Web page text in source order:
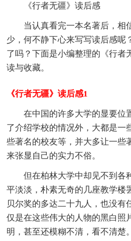
《行者无疆》读后感
当认真看完一本名著后，相
少，何不静下心来写写读后感呢
了吗？下面是小编整理的《行者
读与收藏。
《行者无疆》读后感1
在中国的许多大学的显要位
了介绍学校的情况外，大都是一
些著名的校友等，并大多让一些
来张显自己的实力不俗。
但在柏林大学中却见不到各
平淡淡，朴素无奇的几座教学楼
贝尔奖的多达二十九人，也没有
仅是在这些伟大的人物的黑白照
明，甚至还模糊不清，看不清楚。